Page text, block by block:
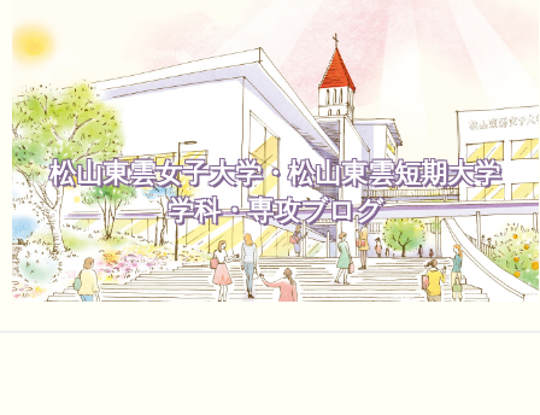
松山東雲女子大学・松山東雲短期大学
学科・専攻ブログ